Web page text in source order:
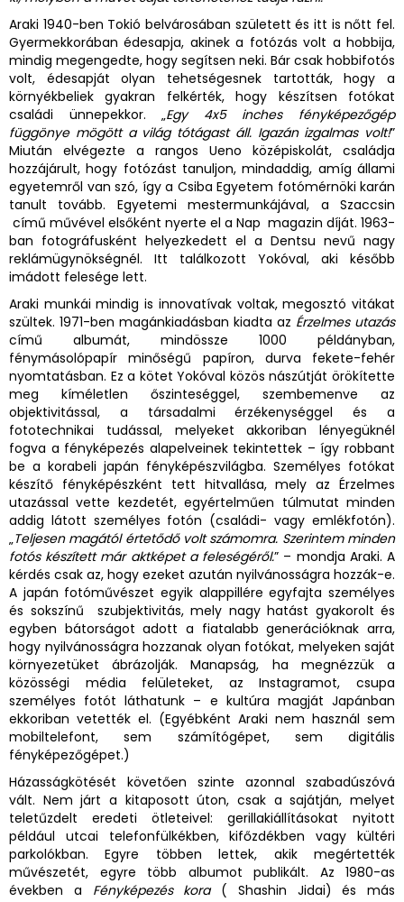
Araki 1940-ben Tokió belvárosában született és itt is nőtt fel.
Gyermekkorában édesapja, akinek a fotózás volt a hobbija,
mindig megengedte, hogy segítsen neki. Bár csak hobbifotós
volt, édesapját olyan tehetségesnek tartották, hogy a
környékbeliek gyakran felkérték, hogy készítsen fotókat
családi ünnepekkor. „Egy 4x5 inches fényképezőgép
függönye mögött a világ tótágast áll. Igazán izgalmas volt!”
Miután elvégezte a rangos Ueno középiskolát, családja
hozzájárult, hogy fotózást tanuljon, mindaddig, amíg állami
egyetemről van szó, így a Csiba Egyetem fotómérnöki karán
tanult tovább. Egyetemi mestermunkájával, a Szaccsin
című művével elsőként nyerte el a Nap magazin díját. 1963-
ban fotográfusként helyezkedett el a Dentsu nevű nagy
reklámügynökségnél. Itt találkozott Yokóval, aki később
imádott felesége lett.
Araki munkái mindig is innovatívak voltak, megosztó vitákat
szültek. 1971-ben magánkiadásban kiadta az Érzelmes utazás
című albumát, mindössze 1000 példányban,
fénymásolópapír minőségű papíron, durva fekete-fehér
nyomtatásban. Ez a kötet Yokóval közös nászútját örökítette
meg kíméletlen őszinteséggel, szembemenve az
objektivitással, a társadalmi érzékenységgel és a
fototechnikai tudással, melyeket akkoriban lényegüknél
fogva a fényképezés alapelveinek tekintettek – így robbant
be a korabeli japán fényképészvilágba. Személyes fotókat
készítő fényképészként tett hitvallása, mely az Érzelmes
utazással vette kezdetét, egyértelműen túlmutat minden
addig látott személyes fotón (családi- vagy emlékfotón).
„Teljesen magától értetődő volt számomra. Szerintem minden
fotós készített már aktképet a feleségéről.” – mondja Araki. A
kérdés csak az, hogy ezeket azután nyilvánosságra hozzák-e.
A japán fotóművészet egyik alappillére egyfajta személyes
és sokszínű szubjektivitás, mely nagy hatást gyakorolt és
egyben bátorságot adott a fiatalabb generációknak arra,
hogy nyilvánosságra hozzanak olyan fotókat, melyeken saját
környezetüket ábrázolják. Manapság, ha megnézzük a
közösségi média felületeket, az Instagramot, csupa
személyes fotót láthatunk – e kultúra magját Japánban
ekkoriban vetették el. (Egyébként Araki nem használ sem
mobiltelefont, sem számítógépet, sem digitális
fényképezőgépet.)
Házasságkötését követően szinte azonnal szabadúszóvá
vált. Nem járt a kitaposott úton, csak a sajátján, melyet
teletűzdelt eredeti ötleteivel: gerillakiállításokat nyitott
például utcai telefonfülkékben, kifőzdékben vagy kültéri
parkolókban. Egyre többen lettek, akik megértették
művészetét, egyre több albumot publikált. Az 1980-as
években a Fényképezés kora( Shashin Jidai) és más